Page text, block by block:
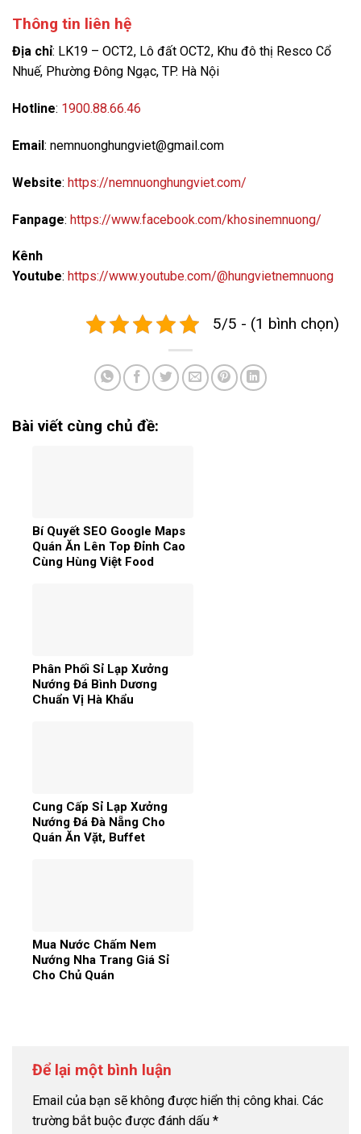
Thông tin liên hệ
Địa chỉ: LK19 – OCT2, Lô đất OCT2, Khu đô thị Resco Cổ
Nhuế, Phường Đông Ngạc, TP. Hà Nội
Hotline: 1900.88.66.46
Email: nemnuonghungviet@gmail.com
Website: https://nemnuonghungviet.com/
Fanpage: https://www.facebook.com/khosinemnuong/
Kênh
Youtube: https://www.youtube.com/@hungvietnemnuong
5/5 - (1 bình chọn)
Bài viết cùng chủ đề:
Bí Quyết SEO Google Maps
Quán Ăn Lên Top Đỉnh Cao
Cùng Hùng Việt Food
Phân Phối Sỉ Lạp Xưởng
Nướng Đá Bình Dương
Chuẩn Vị Hà Khẩu
Cung Cấp Sỉ Lạp Xưởng
Nướng Đá Đà Nẵng Cho
Quán Ăn Vặt, Buffet
Mua Nước Chấm Nem
Nướng Nha Trang Giá Sỉ
Cho Chủ Quán
Để lại một bình luận
Email của bạn sẽ không được hiển thị công khai. Các
trường bắt buộc được đánh dấu *